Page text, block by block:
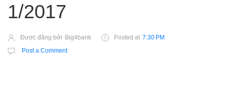
1/2017
Được đăng bởi Big4bank Posted at 7:30 PM
Post a Comment